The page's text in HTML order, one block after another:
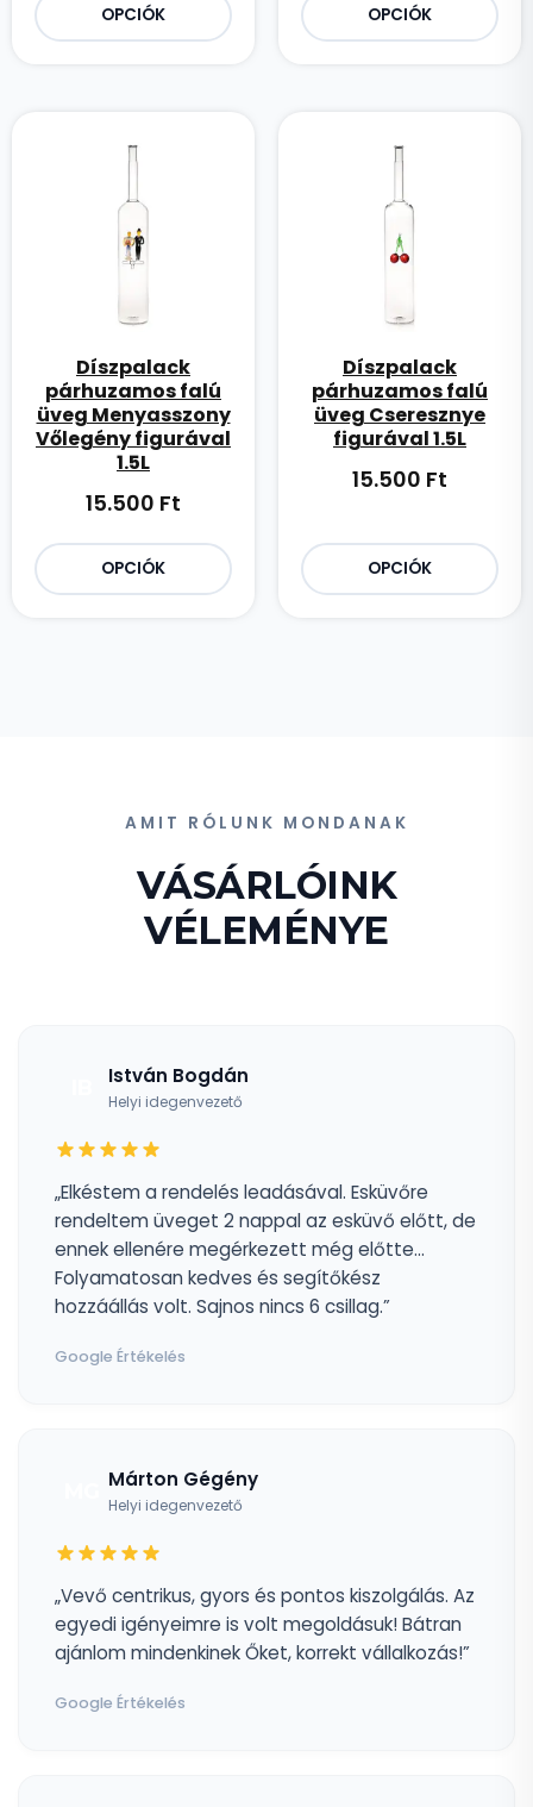
OPCIÓK OPCIÓK
Díszpalack
párhuzamos falú
üveg Menyasszony
Vőlegény figurával
1.5L
15.500 Ft
OPCIÓK
Díszpalack
párhuzamos falú
üveg Cseresznye
figurával 1.5L
15.500 Ft
OPCIÓK
AMIT RÓLUNK MONDANAK
VÁSÁRLÓINK
VÉLEMÉNYE
István Bogdán
Helyi idegenvezető
„Elkéstem a rendelés leadásával. Esküvőre
rendeltem üveget 2 nappal az esküvő előtt, de
ennek ellenére megérkezett még előtte...
Folyamatosan kedves és segítőkész
hozzáállás volt. Sajnos nincs 6 csillag.”
Google Értékelés
Márton Gégény
Helyi idegenvezető
„Vevő centrikus, gyors és pontos kiszolgálás. Az
egyedi igényeimre is volt megoldásuk! Bátran
ajánlom mindenkinek Őket, korrekt vállalkozás!”
Google Értékelés